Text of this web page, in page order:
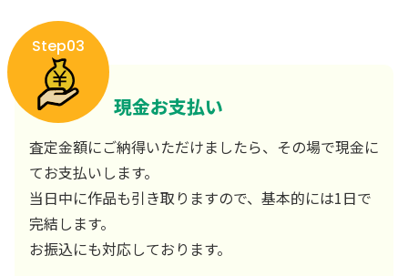
Step03
現金お支払い
査定金額にご納得いただけましたら、その場で現金に
てお支払いします。
当日中に作品も引き取りますので、基本的には1日で
完結します。
お振込にも対応しております。